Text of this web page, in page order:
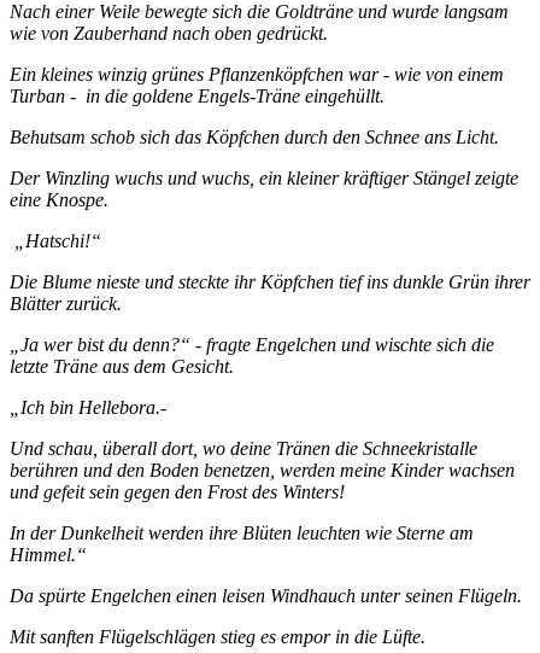
Nach einer Weile bewegte sich die Goldträne und wurde langsam
wie von Zauberhand nach oben gedrückt.
Ein kleines winzig grünes Pflanzenköpfchen war - wie von einem
Turban - in die goldene Engels-Träne eingehüllt.
Behutsam schob sich das Köpfchen durch den Schnee ans Licht.
Der Winzling wuchs und wuchs, ein kleiner kräftiger Stängel zeigte
eine Knospe.
„Hatschi!“
Die Blume nieste und steckte ihr Köpfchen tief ins dunkle Grün ihrer
Blätter zurück.
„Ja wer bist du denn?“ - fragte Engelchen und wischte sich die
letzte Träne aus dem Gesicht.
„Ich bin Hellebora.-
Und schau, überall dort, wo deine Tränen die Schneekristalle
berühren und den Boden benetzen, werden meine Kinder wachsen
und gefeit sein gegen den Frost des Winters!
In der Dunkelheit werden ihre Blüten leuchten wie Sterne am
Himmel.“
Da spürte Engelchen einen leisen Windhauch unter seinen Flügeln.
Mit sanften Flügelschlägen stieg es empor in die Lüfte.